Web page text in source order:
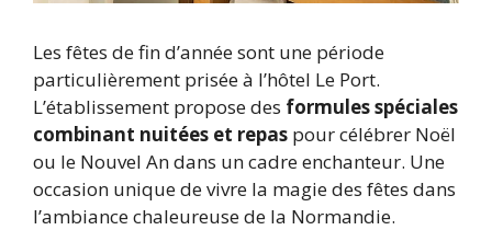
Les fêtes de fin d’année sont une période
particulièrement prisée à l’hôtel Le Port.
L’établissement propose des formules spéciales
combinant nuitées et repas pour célébrer Noël
ou le Nouvel An dans un cadre enchanteur. Une
occasion unique de vivre la magie des fêtes dans
l’ambiance chaleureuse de la Normandie.